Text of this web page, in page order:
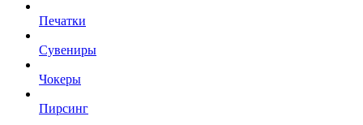
Печатки
Сувениры
Чокеры
Пирсинг